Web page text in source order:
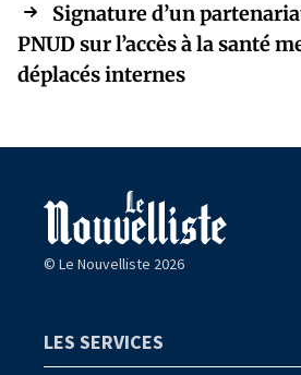
Signature d’un
PNUD sur l’accès à la santé
déplacés internes
© Le Nouvelliste 2026
LES SERVICES